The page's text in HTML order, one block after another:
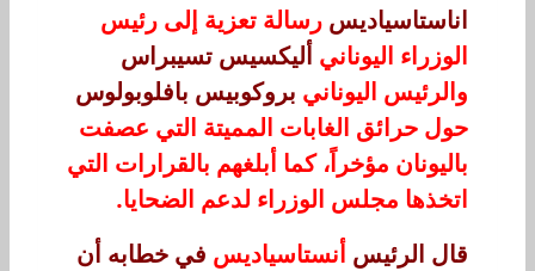
اناستاسياديس رسالة تعزية إلى رئيس
الوزراء اليوناني أليكسيس تسيبراس
والرئيس اليوناني بروكوبيس بافلوبولوس
حول حرائق الغابات المميتة التي عصفت
باليونان مؤخراً، كما أبلغهم بالقرارات التي
اتخذها مجلس الوزراء لدعم الضحايا.
قال الرئيس أنستاسياديس في خطابه أن